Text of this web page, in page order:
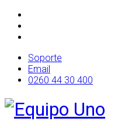
Soporte
Email
0260 44 30 400